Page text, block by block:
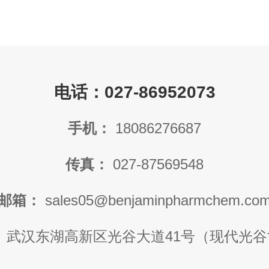
电话：027-86952073
手机： 18086276687
传真： 027-87569548
箱：
武汉东湖高新区光谷大道41号（现代光谷